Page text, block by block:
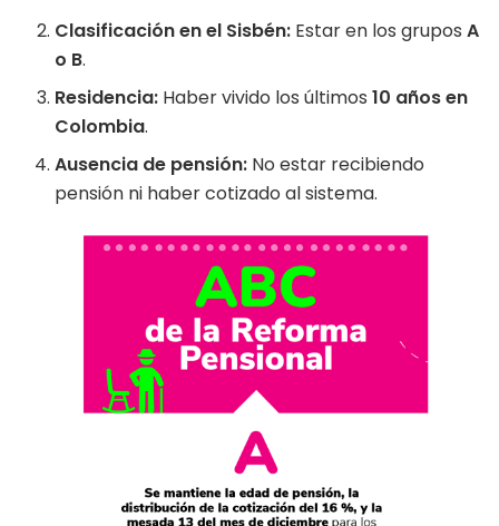
Clasificación en el Sisbén: Estar en los gruposA
o B.
Residencia: Haber vivido los últimos10 años en
Colombia.
Ausencia de pensión: No estar recibiendo
pensión ni haber cotizado al sistema.